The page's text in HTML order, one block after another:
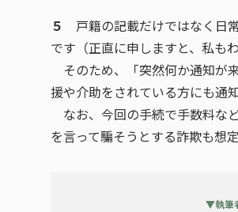
５
戸籍の記載だけではなく日
です（正直に申しますと、私も
そのため、「突然何か通知が
援や介助をされている方にも通
なお、今回の手続で手数料な
を言って騙そうとする詐欺も想
▼執筆